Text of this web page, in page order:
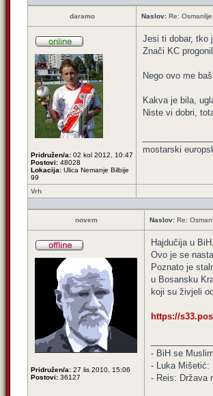
daramo Naslov: Re:
Pridružen/a: 02 kol 2012, 10:47
Postovi: 48028
Lokacija: Ulica Nemanje Bilbije
99
Jesi ti dobar, tko
Znači KC
Nego ovo me
Kakva je bila,
Niste vi dobri,
mostarski
Vrh
novem Naslov: Re:
Pridružen/a: 27 lis 2010, 15:06
Postovi: 36127
Hajdučija u
Ovo je se
Poznato je
u Bosansku
koji su živjeli
https://
- BiH se
- Luka Mišetić:
- Reis: Država